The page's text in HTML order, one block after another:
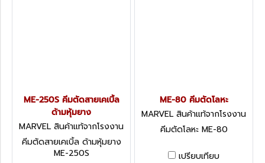
ME-250S คีมตัดสายเคเบิ้ล
ด้ามหุ้มยาง
MARVEL สินค้าแท้จากโรงงาน
ME-250S
คีมตัดสายเคเบิ้ล ด้ามหุ้มยาง
ME-250S
ME-80 คีมตัดโลหะ
MARVEL สินค้าแท้จากโรงงาน
ME-80
คีมตัดโลหะ ME-80
เปรียบเทียบ